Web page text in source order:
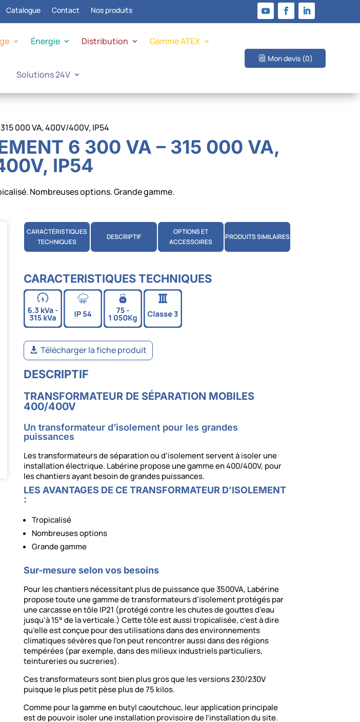
Catalogue Contact Nos produits
Énergie Distribution Gamme ATEX
Solutions 24V
Mon devis (0)
315 000 VA, 400V/400V, IP54
6 300 VA – 315 000 VA,
IP54
Nombreuses options. Grande gamme.
CARACTÉRISTIQUES
TECHNIQUES
DESCRIPTIF
OPTIONS ET
ACCESSOIRES
PRODUITS SIMILAIRES
CARACTERISTIQUES TECHNIQUES
Télécharger la fiche produit
DESCRIPTIF
TRANSFORMATEUR DE SÉPARATION MOBILES
400/400V
Un transformateur d’isolement pour les grandes
puissances
Les transformateurs de séparation ou d’isolement servent à isoler une
installation électrique. Labérine propose une gamme en 400/400V, pour
les chantiers ayant besoin de grandes puissances.
LES AVANTAGES DE CE TRANSFORMATEUR D’ISOLEMENT
:
Tropicalisé
Nombreuses options
Grande gamme
Sur-mesure selon vos besoins
Pour les chantiers nécessitant plus de puissance que 3500VA, Labérine
propose toute une gamme de transformateurs d’isolement protégés par
une carcasse en tôle IP21 (protégé contre les chutes de gouttes d’eau
jusqu’à 15° de la verticale.) Cette tôle est aussi tropicalisée, c’est à dire
qu’elle est conçue pour des utilisations dans des environnements
climatiques sévères que l’on peut rencontrer aussi dans des régions
tempérées (par exemple, dans des milieux industriels particuliers,
teintureries ou sucreries).
Ces transformateurs sont bien plus gros que les versions 230/230V
puisque le plus petit pèse plus de 75 kilos.
Comme pour la gamme en butyl caoutchouc, leur application principale
est de pouvoir isoler une installation provisoire de l’installation du site.